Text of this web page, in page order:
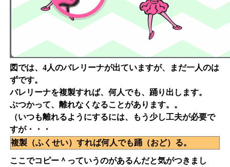
図では、4人のバレリーナが出ていますが、まだ一人のは
ずです。
バレリーナを複製すれば、何人でも、踊り出します。
ぶつかって、離れなくなることがあります。。
（いつも離れるようにするには、もう少し工夫が必要で
すが・・・
複製（ふくせい）すれば何人でも踊（おど）る。
ここでコピー＾っていうのがあるんだと気がつきまし